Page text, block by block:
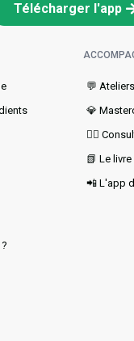
Télécharger l'app
💬
💎
👩‍⚕️
📗 Le livre
📲 L'app